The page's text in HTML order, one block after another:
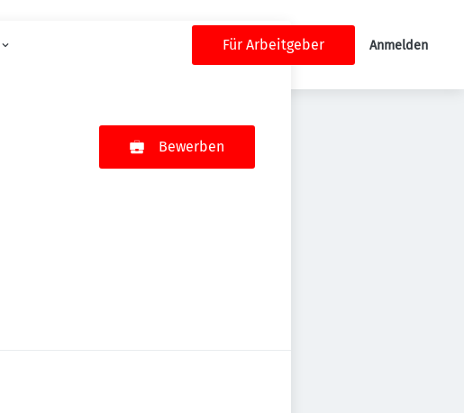
Für Arbeitgeber Anmelden
Bewerben